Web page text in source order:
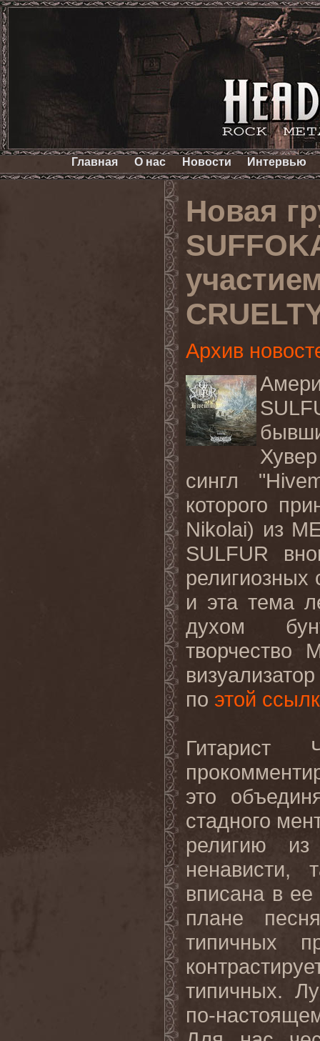
Главная О нас Новости Интервью
Новая
Архив
Хувер
сингл
которого
Nikolai) из
SULFUR
религиозных
и эта тема
духом
творчество
по этой
это
стадного
религию
ненависти,
вписана в
плане
типичных
типичных.
по-